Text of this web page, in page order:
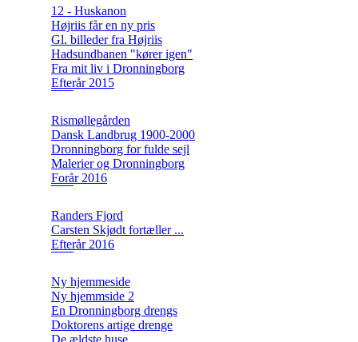
12 - Huskanon
Højriis får en ny pris
Gl. billeder fra Højriis
Hadsundbanen "kører igen"
Fra mit liv i Dronningborg
Efterår 2015
Rismøllegården
Dansk Landbrug 1900-2000
Dronningborg for fulde sejl
Malerier og Dronningborg
Forår 2016
Randers Fjord
Carsten Skjødt fortæller ...
Efterår 2016
Ny hjemmeside
Ny hjemmside 2
En Dronningborg drengs
Doktorens artige drenge
De ældste huse